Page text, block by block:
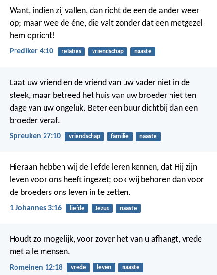
Want, indien zij vallen, dan richt de een de ander weer
op; maar wee de éne, die valt zonder dat een metgezel
hem opricht!
Prediker 4:10 relaties vriendschap naaste
Laat uw vriend en de vriend van uw vader niet in de
steek, maar betreed het huis van uw broeder niet ten
dage van uw ongeluk. Beter een buur dichtbij dan een
broeder veraf.
Spreuken 27:10 vriendschap familie naaste
Hieraan hebben wij de liefde leren kennen, dat Hij zijn
leven voor ons heeft ingezet; ook wij behoren dan voor
de broeders ons leven in te zetten.
1 Johannes 3:16 liefde Jezus naaste
Houdt zo mogelijk, voor zover het van u afhangt, vrede
met alle mensen.
Romeinen 12:18 vrede leven naaste